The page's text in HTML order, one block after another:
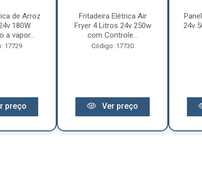
de Arroz
180W
a vapor...
17729
preço
Fritadeira Elétrica Air
Fryer 4 Litros 24v 250w
com Controle...
Código: 17730
Ver preço
24v